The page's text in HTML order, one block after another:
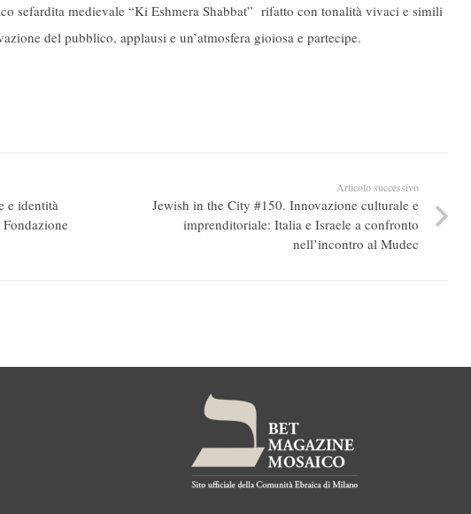
sefardita medievale “Ki Eshmera Shabbat” rifatto con tonalità vivaci e simili
del pubblico, applausi e un’atmosfera gioiosa e partecipe.
e identità
Articolo successivo
Jewish in the City #150. Innovazione culturale e
imprenditoriale: Italia e Israele a confronto
nell’incontro al Mudec